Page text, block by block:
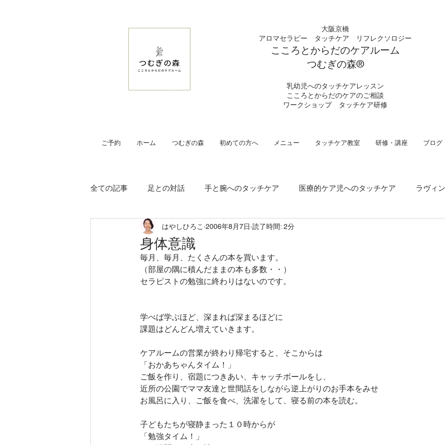
大阪京橋
アロマセラピー タッチケア
リフレクソロジー
こころとからだのケアルーム
つむぎの​森®︎
​乳幼児へのタッチケアレッスン
こころとからだのケアのご相談
​ワークショップ タッチケア研修
ご予約 ホーム つむぎの森 初めての方へ メニュー タッチケア教室 研修・講座 ブログ
全ての記事 足との対話 手と腕へのタッチケア 医療的ケア児へのタッチケア ラヴィ
loving field 徒然に からだ ホリスティックリフレクソロジー
ホリスティックアロマセラピー ホリスティックケア
不登校のお子様のお母さんのほっとひと息スペース
身体意識
はやしひろこ 2006年8月7日 読了時間: 2分
毎月、毎月、たくさんの本を買います。
（部屋の隅に積んだままの本も多数・・）
セラピストの勉強に終わりはないのです。
学べば学ぶほど、深まれば深まるほどに
課題はどんどん増えていきます。
ケアルームの営業が終わり帰宅すると、そこからは
「おかあちゃんタイム！」
ご飯を作り、宿題につきあい、キャッチボールをし、
近所の公園でママ友達と世間話をしながら逆上がりのお手本をみせ
お風呂に入り、ご飯を食べ、洗濯をして、寝る前の本を読む。
子どもたちが寝静まった１０時からが
「勉強タイム！」